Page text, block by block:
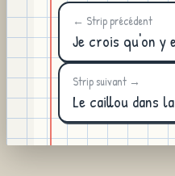
← Strip précédent
Je crois qu'on y
Strip suivant →
Le caillou dans